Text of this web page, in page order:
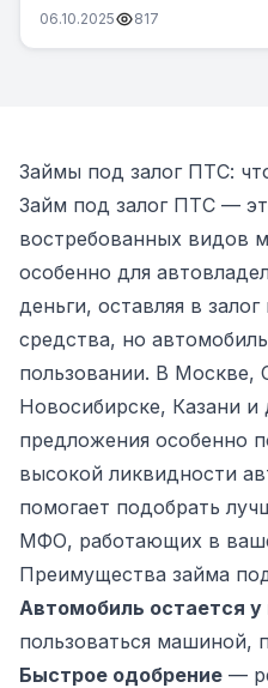
06.10.2025 817
Займы под залог ПТС:
Займ под залог ПТС —
востребованных видов
особенно для
деньги, оставляя в
средства, но
пользовании. В Москве,
Новосибирске, Казани и
предложения особенно
высокой ликвидности
помогает подобрать
МФО, работающих в
Преимущества займа
Автомобиль остается у
пользоваться машиной,
Быстрое одобрение —